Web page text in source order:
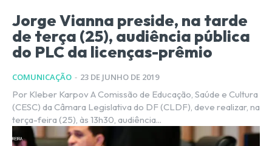
Jorge Vianna preside, na tarde
de terça (25), audiência pública
do PLC da licenças-prêmio
COMUNICAÇÃO - 23 DE JUNHO DE 2019
Por Kleber Karpov A Comissão de Educação, Saúde e Cultura
(CESC) da Câmara Legislativa do DF (CLDF), deve realizar, na
terça-feira (25), às 13h30, audiência...